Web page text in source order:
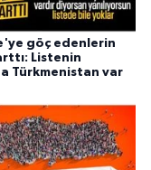
göç edenlerin
Listenin
Türkmenistan var